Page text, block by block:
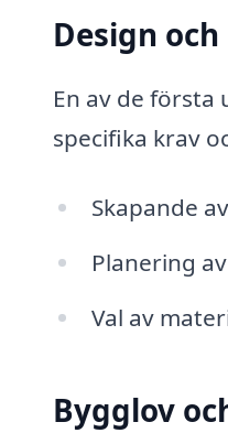
Design
En av de
specifika krav
Skapande
Planering
Val av
Bygglov